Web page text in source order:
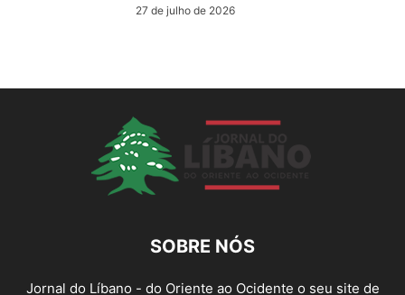
27 de julho de 2026
SOBRE NÓS
Jornal do Líbano - do Oriente ao Ocidente o seu site de